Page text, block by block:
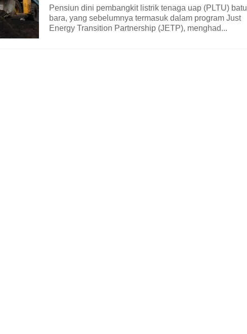
Pensiun dini pembangkit listrik tenaga uap (PLTU) batu
bara, yang sebelumnya termasuk dalam program Just
Energy Transition Partnership (JETP), menghad...